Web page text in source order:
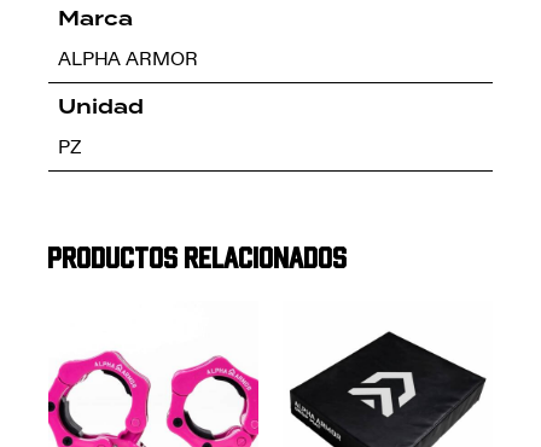
Marca
ALPHA ARMOR
Unidad
PZ
Productos relacionados